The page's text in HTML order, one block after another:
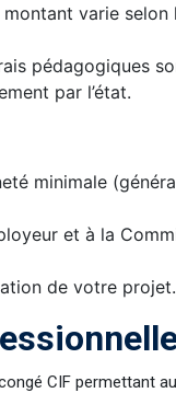
varie selon
pédagogiques
par l’état.
minimale
et à la
de votre projet.
CIF permettant